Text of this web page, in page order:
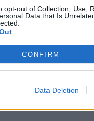
opt-out of Collection, Use,
Data that Is
CONFIRM
Data Deletion
στην
στο ΑΝ
Avopolis